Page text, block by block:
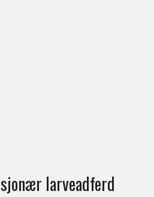
larveadferd